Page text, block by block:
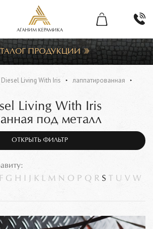
АГАНИМ КЕРАМИКА
ПРОДУКЦИИ
Diesel Living With Iris
лаппатированная
Living With Iris
под металл
ОТКРЫТЬ ФИЛЬТР
F G H K L M N O P Q R S U V W